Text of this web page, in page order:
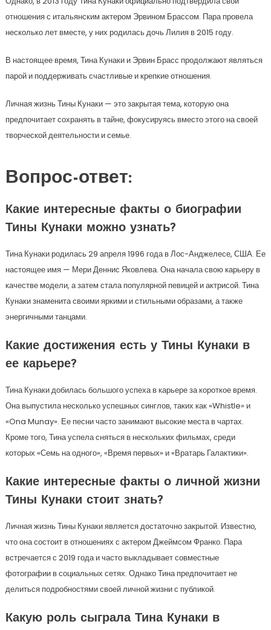
отношения с итальянским актером Эрвином Брассом. Пара провела
несколько лет вместе, у них родилась дочь Лилия в 2015 году.
В настоящее время, Тина Кунаки и Эрвин Брасс продолжают являться
парой и поддерживать счастливые и крепкие отношения.
Личная жизнь Тины Кунаки — это закрытая тема, которую она
предпочитает сохранять в тайне, фокусируясь вместо этого на своей
творческой деятельности и семье.
Вопрос-ответ:
Какие интересные факты о биографии
Тины Кунаки можно узнать?
Тина Кунаки родилась 29 апреля 1996 года в Лос-Анджелесе, США. Ее
настоящее имя — Мери Деннис Яковлева. Она начала свою карьеру в
качестве модели, а затем стала популярной певицей и актрисой. Тина
Кунаки знаменита своими яркими и стильными образами, а также
энергичными танцами.
Какие достижения есть у Тины Кунаки в
ее карьере?
Тина Кунаки добилась большого успеха в карьере за короткое время.
Она выпустила несколько успешных синглов, таких как «Whistle» и
«Ona Munay». Ее песни часто занимают высокие места в чартах.
Кроме того, Тина успела сняться в нескольких фильмах, среди
которых «Семь на одного», «Время первых» и «Вратарь Галактики».
Какие интересные факты о личной жизни
Тины Кунаки стоит знать?
Личная жизнь Тины Кунаки является достаточно закрытой. Известно,
что она состоит в отношениях с актером Джеймсом Франко. Пара
встречается с 2019 года и часто выкладывает совместные
фотографии в социальных сетях. Однако Тина предпочитает не
делиться подробностями своей личной жизни с публикой.
Какую роль сыграла Тина Кунаки в